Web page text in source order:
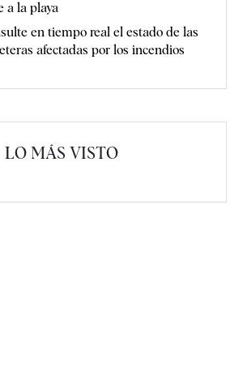
a la playa
en tiempo real el estado de las
afectadas por los incendios
LO MÁS VISTO